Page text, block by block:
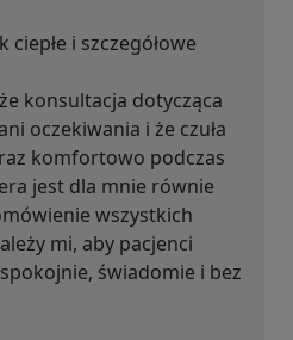
i szczegółowe
konsultacja dotycząca
oczekiwania i że czuła
komfortowo podczas
jest dla mnie równie
wszystkich
mi, aby pacjenci
świadomie i bez